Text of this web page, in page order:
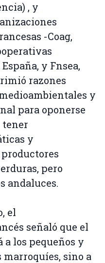
, y
-Coag,
y Fnsea,
razones
y
para oponerse
tener
y
pero
andaluces.
el
señaló que el
a los pequeños y
sino a